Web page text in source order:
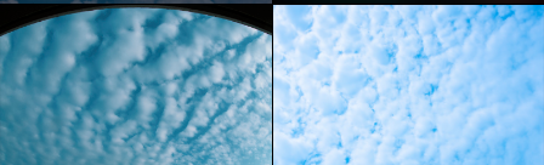
카카오스토리 밴드 네이버 블로그